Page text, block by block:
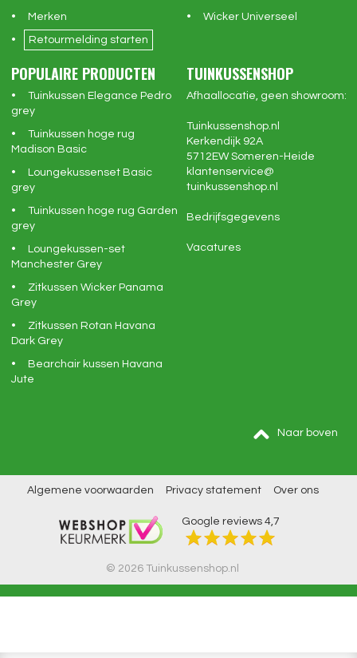
Merken
Retourmelding starten
Wicker Universeel
POPULAIRE PRODUCTEN
Tuinkussen Elegance Pedro
grey
Tuinkussen hoge rug
Madison Basic
Loungekussenset Basic
grey
Tuinkussen hoge rug Garden
grey
Loungekussen-set
Manchester Grey
Zitkussen Wicker Panama
Grey
Zitkussen Rotan Havana
Dark Grey
Bearchair kussen Havana
Jute
TUINKUSSENSHOP
Afhaallocatie, geen showroom:
Tuinkussenshop.nl
Kerkendijk 92A
5712EW Someren-Heide
klantenservice@
tuinkussenshop.nl
Bedrijfsgegevens
Vacatures
Naar boven
Algemene voorwaarden Privacy statement Over ons
Google reviews 4,7
© 2026 Tuinkussenshop.nl